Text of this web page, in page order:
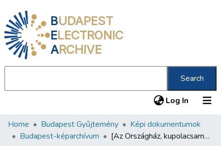
BUDAPEST
ELECTRONIC
ARCHIVE
Search
Log In (current)
Communities & Collections
Home Budapest Gyűjtemény
Képi dokumentumok
Budapest-képarchívum
[Az Országház, kupolacsarnok]